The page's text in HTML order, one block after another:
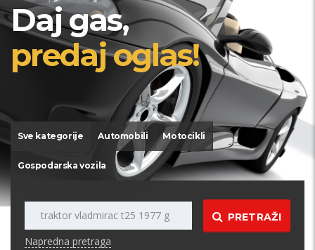
Daj gas,
predaj oglas!
Sve kategorije Automobili Motocikli
Gospodarska vozila
PRETRAŽI
Napredna pretraga